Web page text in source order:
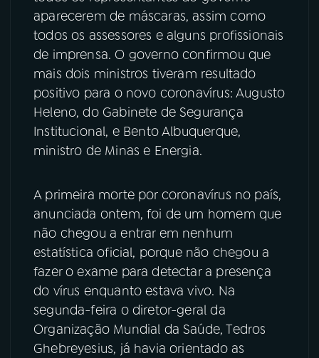
ACOMPANHE A RÁDIO NACIONAL
YouTube Facebook
Instagram X
TikTok
aparecerem de máscaras, assim como
todos os assessores e alguns profissionais
de imprensa. O governo confirmou que
mais dois ministros tiveram resultado
positivo para o novo coronavírus: Augusto
Heleno, do Gabinete de Segurança
Institucional, e Bento Albuquerque,
ministro de Minas e Energia.
A primeira morte por coronavírus no país,
anunciada ontem, foi de um homem que
não chegou a entrar em nenhum
estatística oficial, porque não chegou a
fazer o exame para detectar a presença
do vírus enquanto estava vivo. Na
segunda-feira o diretor-geral da
Organização Mundial da Saúde, Tedros
Ghebreyesius, já havia orientado as